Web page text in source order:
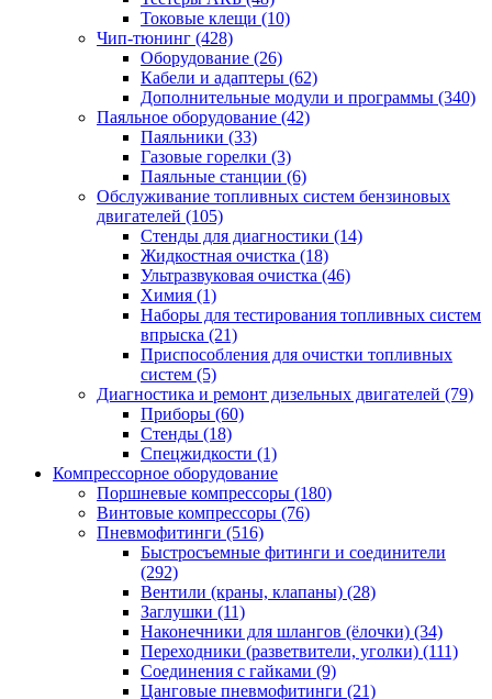
Токовые клещи (10)
Чип-тюнинг (428)
Оборудование (26)
Кабели и адаптеры (62)
Дополнительные модули и программы (340)
Паяльное оборудование (42)
Паяльники (33)
Газовые горелки (3)
Паяльные станции (6)
Обслуживание топливных систем бензиновых
двигателей (105)
Стенды для диагностики (14)
Жидкостная очистка (18)
Ультразвуковая очистка (46)
Химия (1)
Наборы для тестирования топливных систем
впрыска (21)
Приспособления для очистки топливных
систем (5)
Диагностика и ремонт дизельных двигателей (79)
Приборы (60)
Стенды (18)
Спецжидкости (1)
Компрессорное оборудование
Поршневые компрессоры (180)
Винтовые компрессоры (76)
Пневмофитинги (516)
Быстросъемные фитинги и соединители
(292)
Вентили (краны, клапаны) (28)
Заглушки (11)
Наконечники для шлангов (ёлочки) (34)
Переходники (разветвители, уголки) (111)
Соединения с гайками (9)
Цанговые пневмофитинги (21)